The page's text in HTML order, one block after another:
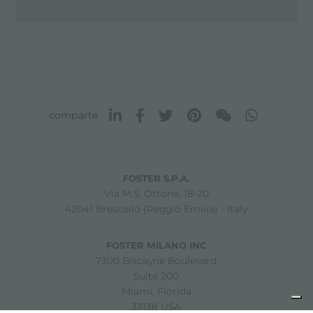
comparte
FOSTER S.P.A.
Via M.S. Ottone, 18-20
42041 Brescello (Reggio Emilia) - Italy
FOSTER MILANO INC
7300 Biscayne Boulevard
Suite 200
Miami, Florida
33138 USA